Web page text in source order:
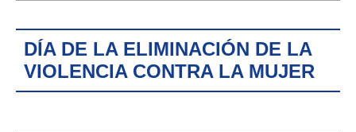
DÍA DE LA ELIMINACIÓN DE LA
VIOLENCIA CONTRA LA MUJER